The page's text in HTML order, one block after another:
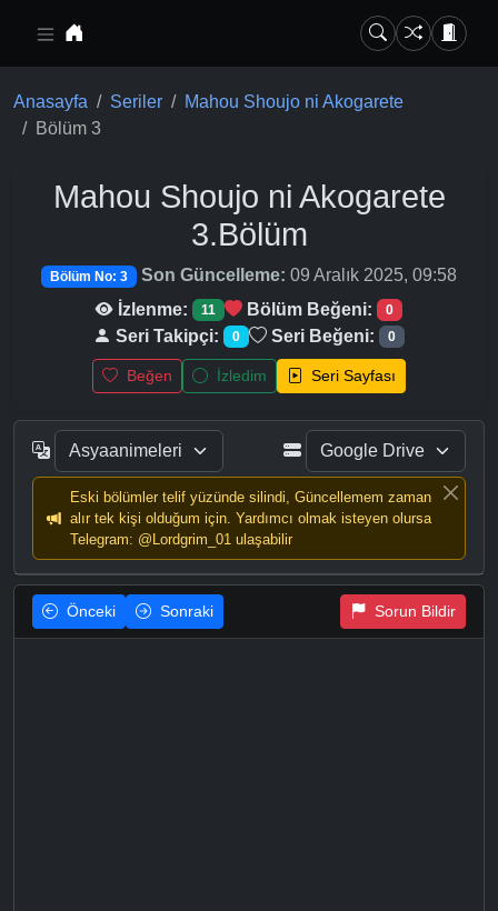
Anasayfa Seriler
Mahou Shoujo ni Akogarete
Bölüm 3
Mahou Shoujo ni Akogarete
3.Bölüm
Bölüm No: 3 Son Güncelleme: 09 Aralık 2025, 09:58
İzlenme:
11 Bölüm Beğeni: 0
Seri Takipçi: 0 Seri Beğeni: 0
Beğen İzledim Seri Sayfası
Eski bölümler telif yüzünde silindi, Güncellemem zaman
alır tek kişi olduğum için. Yardımcı olmak isteyen olursa
Telegram: @Lordgrim_01 ulaşabilir
Önceki Sonraki Sorun Bildir